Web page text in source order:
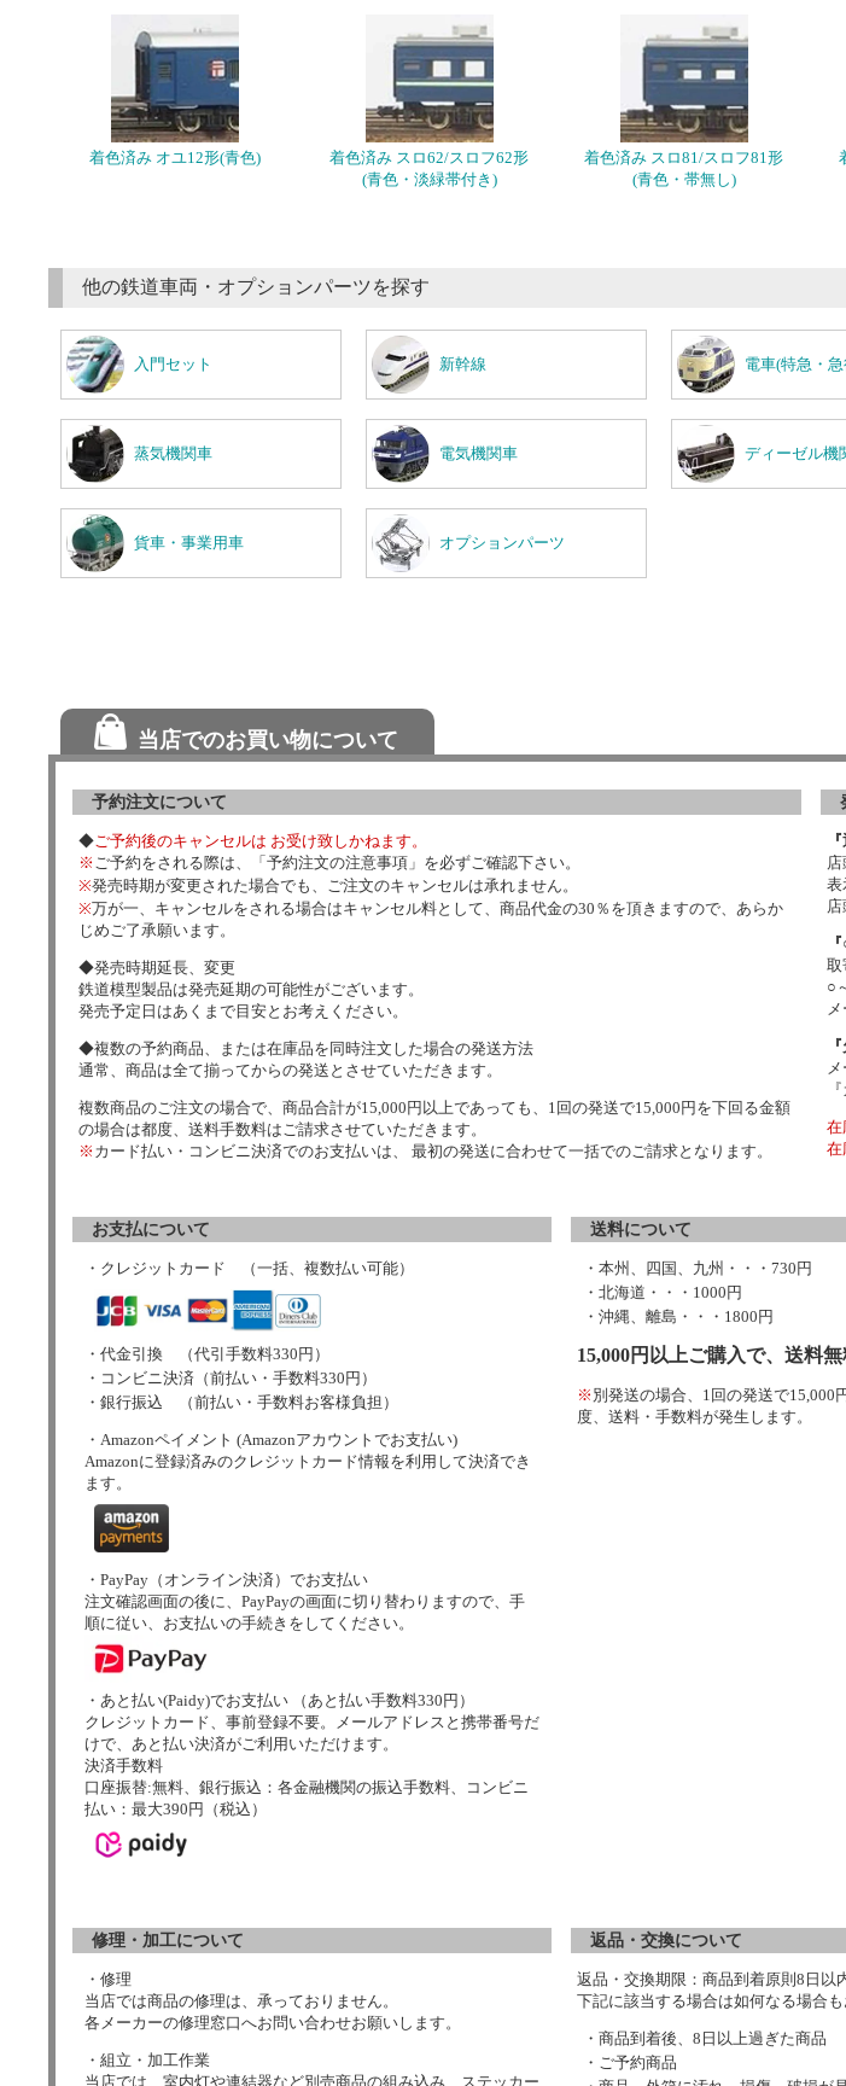
着色済み オユ12形(青色)
着色済み スロ62/スロフ62形
(青色・淡緑帯付き)
着色済み スロ81/スロフ81形
(青色・帯無し)
他の鉄道車両・オプションパーツを探す
入門セット 新幹線 電車(特急・
蒸気機関車 電気機関車 ディーゼル機
貨車・事業用車 オプションパーツ
当店でのお買い物について
予約注文について
◆ご予約後のキャンセルは お受け致しかねます。
※ ご予約をされる際は、「予約注文の注意事項」を必ずご確認下さい。
※発売時期が変更された場合でも、ご注文のキャンセルは承れません。
※万が一、キャンセルをされる場合はキャンセル料として、商品代金の30％を頂きますので、あらか
じめご了承願います。
◆発売時期延長、変更
鉄道模型製品は発売延期の可能性がございます。
発売予定日はあくまで目安とお考えください。
◆複数の予約商品、または在庫品を同時注文した場合の発送方法
通常、商品は全て揃ってからの発送とさせていただきます。
複数商品のご注文の場合で、商品合計が15,000円以上であっても、1回の発送で15,000円を下回る金額
の場合は都度、送料手数料はご請求させていただきます。
※ カード払い・コンビニ決済でのお支払いは、 最初の発送に合わせて一括でのご請求となります。
店
表
取
○
在
在
お支払について
・クレジットカード （一括、複数払い可能）
・代金引換 （代引手数料330円）
・コンビニ決済（前払い・手数料330円）
・銀行振込 （前払い・手数料お客様負担）
・Amazonペイメント (Amazonアカウントでお支払い)
Amazonに登録済みのクレジットカード情報を利用して決済でき
ます。
・PayPay（オンライン決済）でお支払い
注文確認画面の後に、PayPayの画面に切り替わりますので、手
順に従い、お支払いの手続きをしてください。
・あと払い(Paidy)でお支払い （あと払い手数料330円）
クレジットカード、事前登録不要。メールアドレスと携帯番号だ
けで、あと払い決済がご利用いただけます。
決済手数料
口座振替:無料、銀行振込：各金融機関の振込手数料、コンビニ
払い：最大390円（税込）
送料について
・本州、四国、九州・・・730円
・北海道・・・1000円
・沖縄、離島・・・1800円
15,000円以上ご購入で、送料
※ 別発送の場合、1回の発送で15,000
度、送料・手数料が発生します。
修理・加工について
・修理
当店では商品の修理は、承っておりません。
各メーカーの修理窓口へお問い合わせお願いします。
・組立・加工作業
当店では、室内灯や連結器など別売商品の組み込み、ステッカー
返品・交換について
返品・交換期限：商品到着原則8日以
下記に該当する場合は如何なる場合も
・商品到着後、8日以上過ぎた商品
・ご予約商品